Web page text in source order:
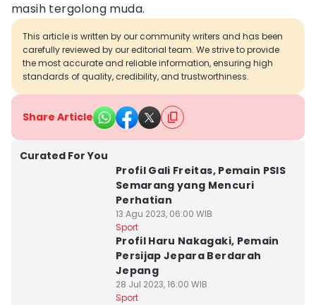
masih tergolong muda.
This article is written by our community writers and has been
carefully reviewed by our editorial team. We strive to provide
the most accurate and reliable information, ensuring high
standards of quality, credibility, and trustworthiness.
Share Article
Curated For You
Profil Gali Freitas, Pemain PSIS
Semarang yang Mencuri
Perhatian
13 Agu 2023, 06:00 WIB
Sport
Profil Haru Nakagaki, Pemain
Persijap Jepara Berdarah
Jepang
28 Jul 2023, 16:00 WIB
Sport